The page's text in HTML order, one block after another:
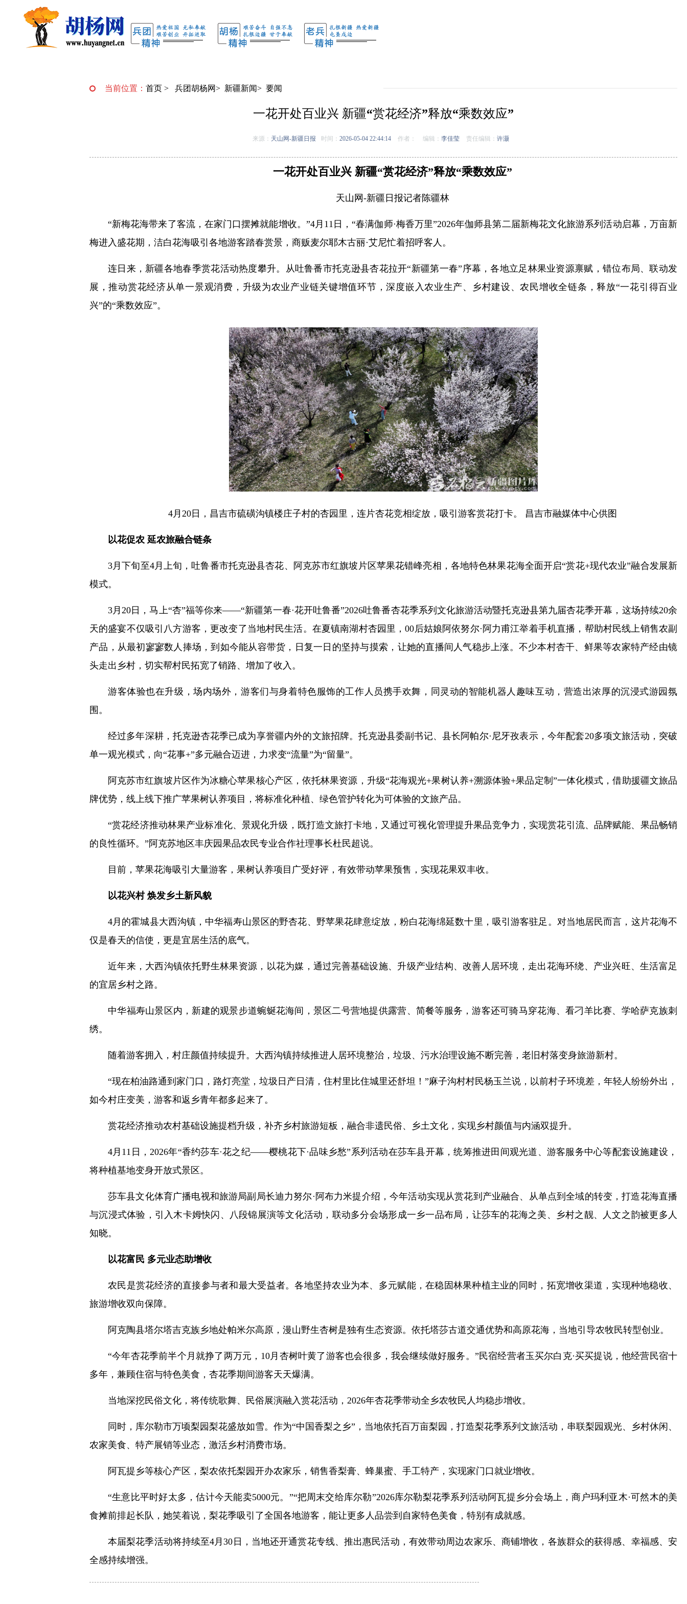
当前位置： 首页 > 兵团胡杨网> 新疆新闻> 要闻
一花开处百业兴 新疆“赏花经济”释放“乘数效应”
来源： 天山网-新疆日报 时间： 2026-05-04 22:44:14 作者： 编辑： 李佳莹 责任编辑： 许灏
一花开处百业兴 新疆“赏花经济”释放“乘数效应”
天山网-新疆日报记者陈疆林
“新梅花海带来了客流，在家门口摆摊就能增收。”4月11日，“春满伽师·梅香万里”2026年伽师县第二届新梅花文化旅游系列活动启幕，万亩新
梅进入盛花期，洁白花海吸引各地游客踏春赏景，商贩麦尔耶木古丽·艾尼忙着招呼客人。
连日来，新疆各地春季赏花活动热度攀升。从吐鲁番市托克逊县杏花拉开“新疆第一春”序幕，各地立足林果业资源禀赋，错位布局、联动发
展，推动赏花经济从单一景观消费，升级为农业产业链关键增值环节，深度嵌入农业生产、乡村建设、农民增收全链条，释放“一花引得百业
兴”的“乘数效应”。
4月20日，昌吉市硫磺沟镇楼庄子村的杏园里，连片杏花竞相绽放，吸引游客赏花打卡。 昌吉市融媒体中心供图
以花促农 延农旅融合链条
3月下旬至4月上旬，吐鲁番市托克逊县杏花、阿克苏市红旗坡片区苹果花错峰亮相，各地特色林果花海全面开启“赏花+现代农业”融合发展新
模式。
3月20日，马上“杏”福等你来——“新疆第一春·花开吐鲁番”2026吐鲁番杏花季系列文化旅游活动暨托克逊县第九届杏花季开幕，这场持续20余
天的盛宴不仅吸引八方游客，更改变了当地村民生活。在夏镇南湖村杏园里，00后姑娘阿依努尔·阿力甫江举着手机直播，帮助村民线上销售农副
产品，从最初寥寥数人捧场，到如今能从容带货，日复一日的坚持与摸索，让她的直播间人气稳步上涨。不少本村杏干、鲜果等农家特产经由镜
头走出乡村，切实帮村民拓宽了销路、增加了收入。
游客体验也在升级，场内场外，游客们与身着特色服饰的工作人员携手欢舞，同灵动的智能机器人趣味互动，营造出浓厚的沉浸式游园氛
围。
经过多年深耕，托克逊杏花季已成为享誉疆内外的文旅招牌。托克逊县委副书记、县长阿帕尔·尼牙孜表示，今年配套20多项文旅活动，突破
单一观光模式，向“花事+”多元融合迈进，力求变“流量”为“留量”。
阿克苏市红旗坡片区作为冰糖心苹果核心产区，依托林果资源，升级“花海观光+果树认养+溯源体验+果品定制”一体化模式，借助援疆文旅品
牌优势，线上线下推广苹果树认养项目，将标准化种植、绿色管护转化为可体验的文旅产品。
“赏花经济推动林果产业标准化、景观化升级，既打造文旅打卡地，又通过可视化管理提升果品竞争力，实现赏花引流、品牌赋能、果品畅销
的良性循环。”阿克苏地区丰庆园果品农民专业合作社理事长杜民超说。
目前，苹果花海吸引大量游客，果树认养项目广受好评，有效带动苹果预售，实现花果双丰收。
以花兴村 焕发乡土新风貌
4月的霍城县大西沟镇，中华福寿山景区的野杏花、野苹果花肆意绽放，粉白花海绵延数十里，吸引游客驻足。对当地居民而言，这片花海不
仅是春天的信使，更是宜居生活的底气。
近年来，大西沟镇依托野生林果资源，以花为媒，通过完善基础设施、升级产业结构、改善人居环境，走出花海环绕、产业兴旺、生活富足
的宜居乡村之路。
中华福寿山景区内，新建的观景步道蜿蜒花海间，景区二号营地提供露营、简餐等服务，游客还可骑马穿花海、看刁羊比赛、学哈萨克族刺
绣。
随着游客拥入，村庄颜值持续提升。大西沟镇持续推进人居环境整治，垃圾、污水治理设施不断完善，老旧村落变身旅游新村。
“现在柏油路通到家门口，路灯亮堂，垃圾日产日清，住村里比住城里还舒坦！”麻子沟村村民杨玉兰说，以前村子环境差，年轻人纷纷外出，
如今村庄变美，游客和返乡青年都多起来了。
赏花经济推动农村基础设施提档升级，补齐乡村旅游短板，融合非遗民俗、乡土文化，实现乡村颜值与内涵双提升。
4月11日，2026年“香约莎车·花之纪——樱桃花下·品味乡愁”系列活动在莎车县开幕，统筹推进田间观光道、游客服务中心等配套设施建设，
将种植基地变身开放式景区。
莎车县文化体育广播电视和旅游局副局长迪力努尔·阿布力米提介绍，今年活动实现从赏花到产业融合、从单点到全域的转变，打造花海直播
与沉浸式体验，引入木卡姆快闪、八段锦展演等文化活动，联动多分会场形成一乡一品布局，让莎车的花海之美、乡村之靓、人文之韵被更多人
知晓。
以花富民 多元业态助增收
农民是赏花经济的直接参与者和最大受益者。各地坚持农业为本、多元赋能，在稳固林果种植主业的同时，拓宽增收渠道，实现种地稳收、
旅游增收双向保障。
阿克陶县塔尔塔吉克族乡地处帕米尔高原，漫山野生杏树是独有生态资源。依托塔莎古道交通优势和高原花海，当地引导农牧民转型创业。
“今年杏花季前半个月就挣了两万元，10月杏树叶黄了游客也会很多，我会继续做好服务。”民宿经营者玉买尔白克·买买提说，他经营民宿十
多年，兼顾住宿与特色美食，杏花季期间游客天天爆满。
当地深挖民俗文化，将传统歌舞、民俗展演融入赏花活动，2026年杏花季带动全乡农牧民人均稳步增收。
同时，库尔勒市万顷梨园梨花盛放如雪。作为“中国香梨之乡”，当地依托百万亩梨园，打造梨花季系列文旅活动，串联梨园观光、乡村休闲、
农家美食、特产展销等业态，激活乡村消费市场。
阿瓦提乡等核心产区，梨农依托梨园开办农家乐，销售香梨膏、蜂巢蜜、手工特产，实现家门口就业增收。
“生意比平时好太多，估计今天能卖5000元。”“把周末交给库尔勒”2026库尔勒梨花季系列活动阿瓦提乡分会场上，商户玛利亚木·可然木的美
食摊前排起长队，她笑着说，梨花季吸引了全国各地游客，能让更多人品尝到自家特色美食，特别有成就感。
本届梨花季活动将持续至4月30日，当地还开通赏花专线、推出惠民活动，有效带动周边农家乐、商铺增收，各族群众的获得感、幸福感、安
全感持续增强。